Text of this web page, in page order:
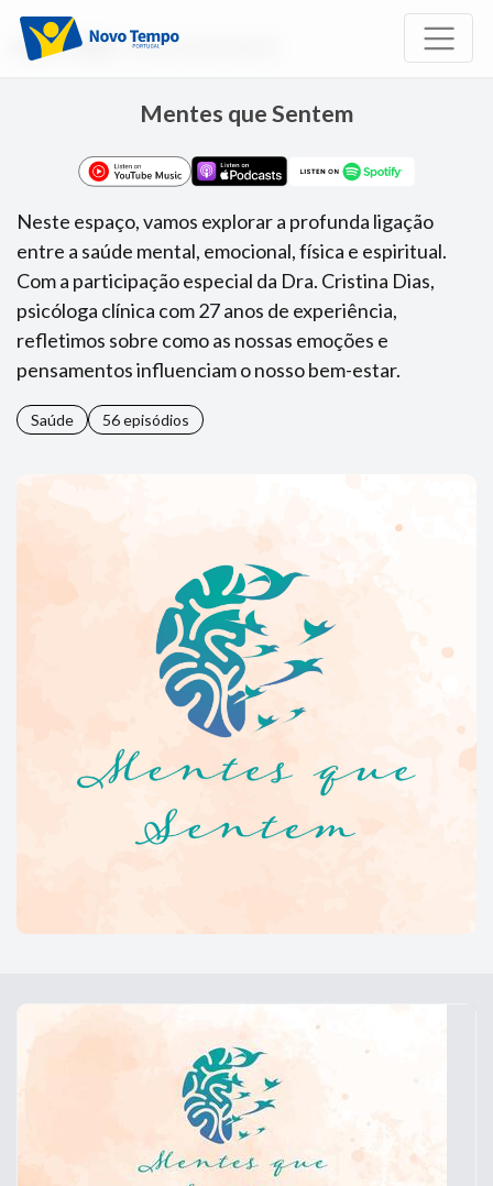
Início Rádio Mentes que Sentem
Mentes que Sentem
Neste espaço, vamos explorar a profunda ligação
entre a saúde mental, emocional, física e espiritual.
Com a participação especial da Dra. Cristina Dias,
psicóloga clínica com 27 anos de experiência,
refletimos sobre como as nossas emoções e
pensamentos influenciam o nosso bem-estar.
Saúde 56 episódios